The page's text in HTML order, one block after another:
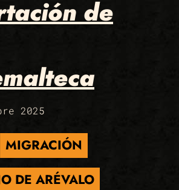
de
2025
MIGRACIÓN
DE ARÉVALO